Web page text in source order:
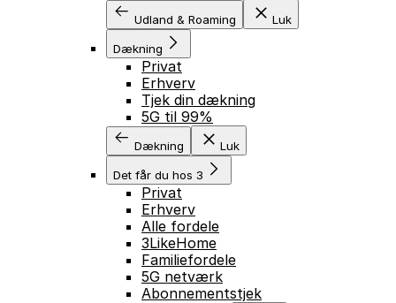
Udland & Roaming Luk
Dækning
Privat
Erhverv
Tjek din dækning
5G til 99%
Dækning Luk
Det får du hos 3
Privat
Erhverv
Alle fordele
3LikeHome
Familiefordele
5G netværk
Abonnementstjek